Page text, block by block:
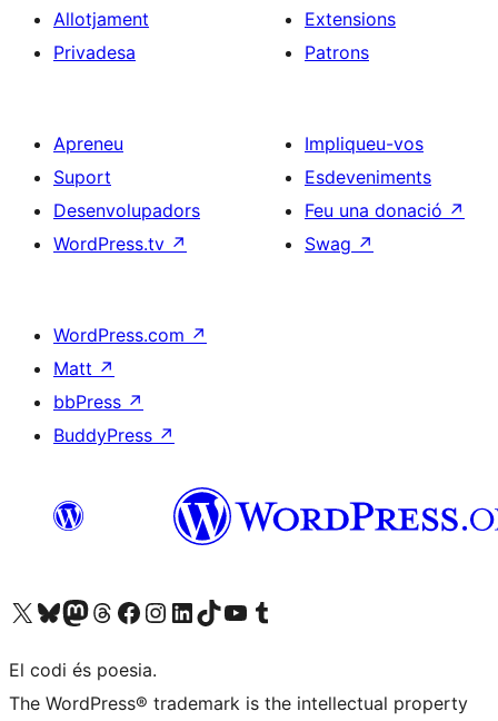
Allotjament
Privadesa
Extensions
Patrons
Apreneu
Suport
Desenvolupadors
WordPress.tv ↗
Impliqueu-vos
Esdeveniments
Feu una donació ↗
Swag ↗
WordPress.com ↗
Matt ↗
bbPress ↗
BuddyPress ↗
Visiteu el nostre compte X (abans Twitter)
Visiteu el nostre compte de Bluesky
Visiteu el nostre compte al Mastodon
Visiteu el nostre compte de Threads
Visiteu la nostra pàgina al Facebook
Visiteu el nostre compte d'Instagram
Visiteu el nostre compte de LinkedIn
Visiteu el nostre compte de TikTok
Visiteu el nostre canal al YouTube
Visiteu el nostre compte de Tumblr
El codi és poesia.
The WordPress® trademark is the intellectual property